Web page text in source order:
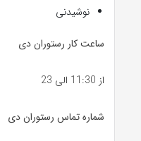
نوشیدنی
ساعت کار رستوران دی
از 11:30 الی 23
شماره تماس رستوران دی